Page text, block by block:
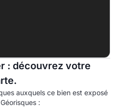
11.0kg eqCO2/m².an
: découvrez votre
auxquels ce bien est exposé
: